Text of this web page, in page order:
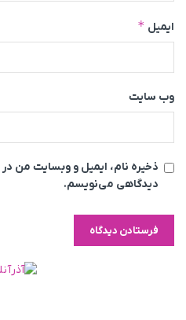
ایمیل *
وب‌ سایت
ذخیره نام، ایمیل و وبسایت من در
دیدگاهی می‌نویسم.